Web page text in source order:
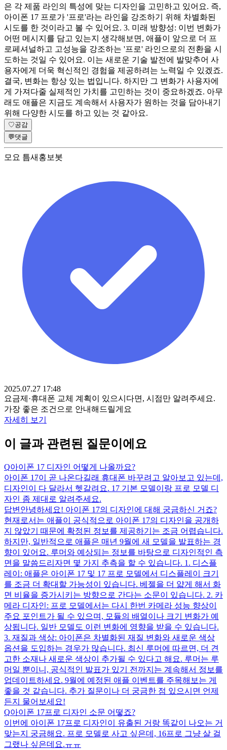
은 각 제품 라인의 특성에 맞는 디자인을 고민하고 있어요. 즉,
아이폰 17 프로가 '프로'라는 라인을 강조하기 위해 차별화된
시도를 한 것이라고 볼 수 있어요. 3. 미래 방향성: 이번 변화가
어떤 메시지를 담고 있는지 생각해보면, 애플이 앞으로 더 프
로페셔널하고 고성능을 강조하는 '프로' 라인으로의 전환을 시
도하는 것일 수 있어요. 이는 새로운 기술 발전에 발맞추어 사
용자에게 더욱 혁신적인 경험을 제공하려는 노력일 수 있겠죠.
결국, 변화는 항상 있는 법입니다. 하지만 그 변화가 사용자에
게 가져다줄 실제적인 가치를 고민하는 것이 중요하겠죠. 아무
래도 애플은 지금도 계속해서 사용자가 원하는 것을 담아내기
위해 다양한 시도를 하고 있는 것 같아요.
♡공감
💬댓글
모요 틈새홍보봇
2025.07.27 17:48
요금제·휴대폰 교체 계획이 있으시다면, 시점만 알려주세요.
가장 좋은 조건으로 안내해드릴게요
자세히 보기
이 글과 관련된 질문이에요
Q아이폰 17 디자인 어떻게 나올까요?
아이폰 17이 곧 나온다길래 휴대폰 바꾸려고 알아보고 있는데,
디자인이 다 달라서 헷갈려요. 17 기본 모델이랑 프로 모델 디
자인 좀 제대로 알려주세요.
답변 안녕하세요! 아이폰 17의 디자인에 대해 궁금하신 거죠?
현재로서는 애플이 공식적으로 아이폰 17의 디자인을 공개하
지 않았기 때문에 확정된 정보를 제공하기는 조금 어렵습니다.
하지만, 일반적으로 애플은 매년 9월에 새 모델을 발표하는 경
향이 있어요. 루머와 예상되는 정보를 바탕으로 디자인적인 측
면을 말씀드리자면 몇 가지 추측을 할 수 있습니다. 1. 디스플
레이: 애플은 아이폰 17 및 17 프로 모델에서 디스플레이 크기
를 조금 더 확대할 가능성이 있습니다. 베젤을 더 얇게 해서 화
면 비율을 증가시키는 방향으로 간다는 소문이 있습니다. 2. 카
메라 디자인: 프로 모델에서는 다시 한번 카메라 성능 향상이
주요 포인트가 될 수 있으며, 모듈의 배열이나 크기 변화가 예
상됩니다. 일반 모델도 이런 변화에 영향을 받을 수 있습니다.
3. 재질과 색상: 아이폰은 차별화된 재질 변화와 새로운 색상
옵션을 도입하는 경우가 많습니다. 최신 루머에 따르면, 더 견
고한 소재나 새로운 색상이 추가될 수 있다고 해요. 루머는 루
머일 뿐이니, 공식적인 발표가 있기 전까지는 계속해서 정보를
업데이트하세요. 9월에 예정된 애플 이벤트를 주목해보는 게
좋을 것 같습니다. 추가 질문이나 더 궁금한 점 있으시면 언제
든지 물어보세요!
Q아이폰 17프로 디자인 소문 어떻죠?
이번에 아이폰 17프로 디자인이 유출된 거랑 똑같이 나오는 거
맞는지 궁금해요. 프로 모델로 사고 싶은데, 16프로 그냥 살 걸
그랬나 싶은데요.ㅠㅠ